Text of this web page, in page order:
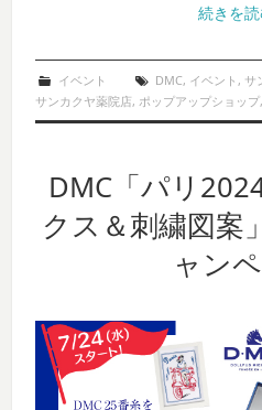
続きを
イベント DMC, イベント , サ
サンカクヤ薬院店,ポップアップショップ
DMC「パリ
クス＆刺繍図案
ャン